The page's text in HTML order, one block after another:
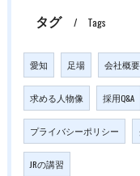
タグ Tags
愛知 足場 会社概要
求める人物像 採用Q&A
プライバシーポリシー
JRの講習